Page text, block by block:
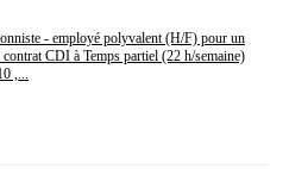
- employé polyvalent (H/F) pour un
CDI à Temps partiel (22 h/semaine)
,...